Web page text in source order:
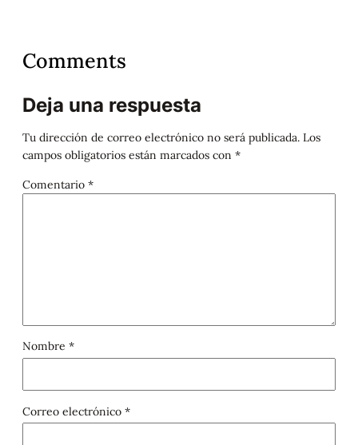
Comments
Deja una respuesta
Tu dirección de correo electrónico no será publicada. Los
campos obligatorios están marcados con *
Comentario *
Nombre *
Correo electrónico *